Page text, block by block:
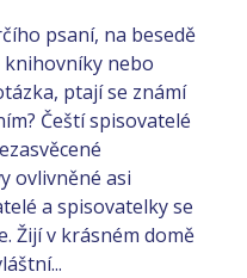
psaní, na besedě
nebo
ptají se známí
Čeští spisovatelé
ovlivněné asi
a spisovatelky se
Žijí v krásném domě